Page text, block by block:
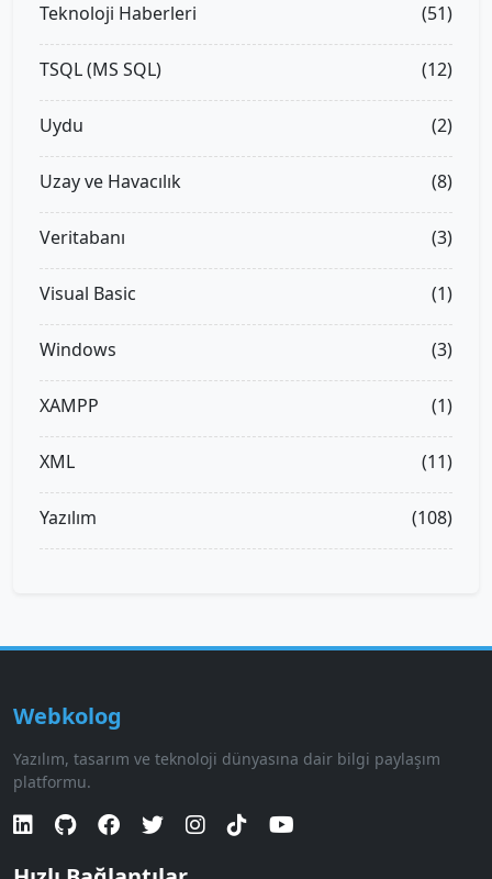
Teknoloji Haberleri (51)
TSQL (MS SQL) (12)
Uydu (2)
Uzay ve Havacılık (8)
Veritabanı (3)
Visual Basic (1)
Windows (3)
XAMPP (1)
XML (11)
Yazılım (108)
Webkolog
Yazılım, tasarım ve teknoloji dünyasına dair bilgi paylaşım
platformu.